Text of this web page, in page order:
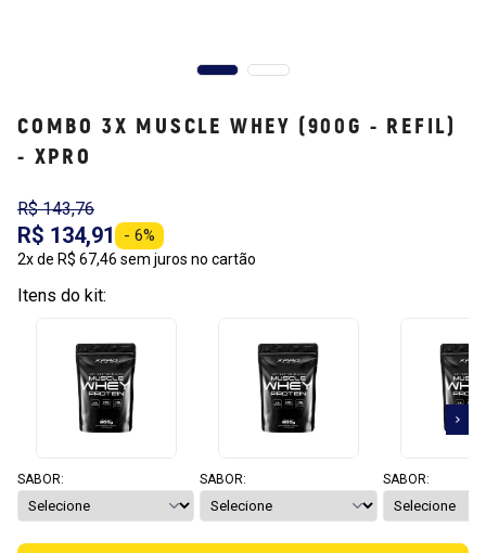
COMBO 3X MUSCLE WHEY (900G - REFIL)
- XPRO
R$ 143,76
R$ 134,91 - 6%
2x de R$ 67,46 sem juros no cartão
Itens do kit:
SABOR: SABOR: SABOR: